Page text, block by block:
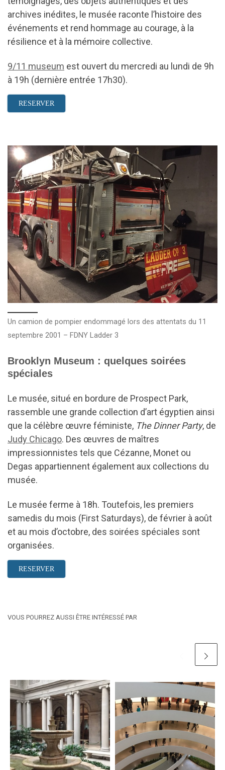
archives inédites, le musée raconte l’histoire des
événements et rend hommage au courage, à la
résilience et à la mémoire collective.
9/11 museum est ouvert du mercredi au lundi de 9h
à 19h (dernière entrée 17h30).
RESERVER
Un camion de pompier endommagé lors des attentats du 11
septembre 2001 – FDNY Ladder 3
Brooklyn Museum : quelques soirées
spéciales
Le musée, situé en bordure de Prospect Park,
rassemble une grande collection d’art égyptien ainsi
que la célèbre œuvre féministe, The Dinner Party, de
Judy Chicago. Des œuvres de maîtres
impressionnistes tels que Cézanne, Monet ou
Degas appartiennent également aux collections du
musée.
Le musée ferme à 18h. Toutefois, les premiers
samedis du mois (First Saturdays), de février à août
et au mois d’octobre, des soirées spéciales sont
organisées.
RESERVER
VOUS POURREZ AUSSI ÊTRE INTÉRESSÉ PAR